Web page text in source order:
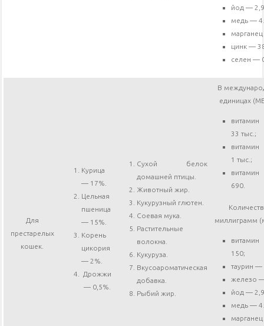
йод —
медь —
цинк —
селен —
Для
престарелых
кошек.
Курица
— 17%.
Цельная
пшеница
— 15%.
Корень
цикория
— 2%.
Дрожжи
— 0,5%.
Сухой белок
домашней птицы.
Животный жир.
Кукурузный глютен.
Соевая мука.
Растительные
волокна.
Кукуруза.
Вкусоароматическая
добавка.
Рыбий жир.
В
единицах
33 тыс.;
1 тыс.;
690.
миллиграмм
150;
таурин —
железо
йод —
медь —